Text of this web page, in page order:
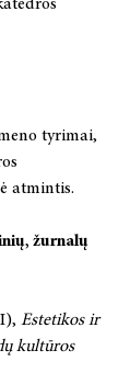
tyrimai,
atmintis.
žurnalų
Estetikos ir
kultūros